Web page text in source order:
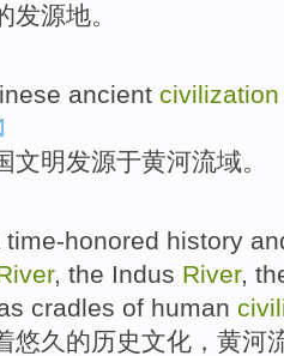
发源地。
ancient civilization
文明发源于黄河流域。
time-honored history
, the Indus River,
cradles of human
悠久 的历史文化 ， 黄河